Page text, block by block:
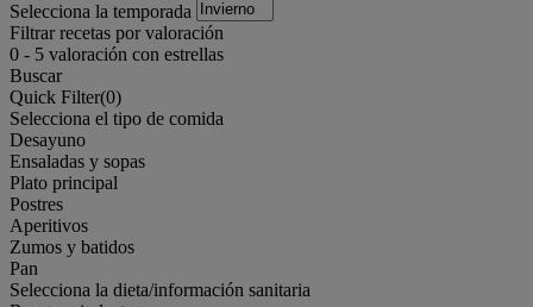
Selecciona la temporada
Filtrar recetas por valoración
0 - 5 valoración con estrellas
Buscar
Quick Filter(0)
Selecciona el tipo de comida
Desayuno
Ensaladas y sopas
Plato principal
Postres
Aperitivos
Zumos y batidos
Pan
Selecciona la dieta/información sanitaria